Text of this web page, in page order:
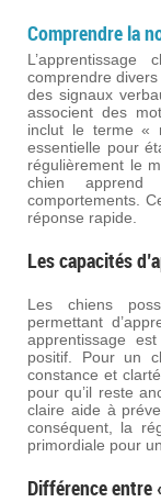
Comprendre la
comprendre
des signaux
associent des
inclut le terme «
essentielle pour
régulièrement le
chien apprend
comportements.
réponse rapide.
Les capacités
Les chiens
permettant
apprentissage
positif. Pour un
constance et
pour qu’il reste
claire aide à
conséquent, la
primordiale pour
Différence entre